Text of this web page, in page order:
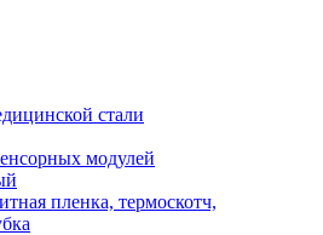
стали
модулей
пленка, термоскотч,